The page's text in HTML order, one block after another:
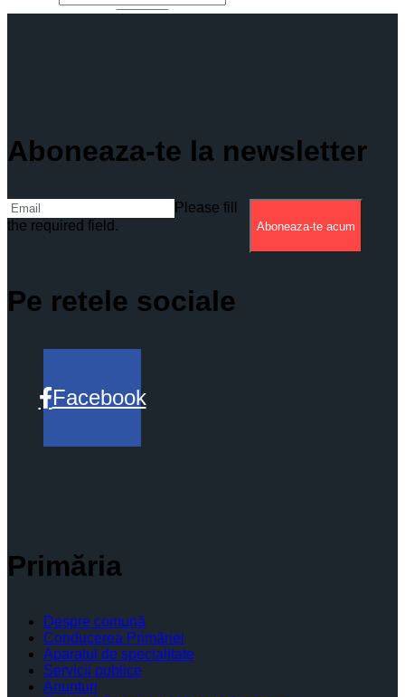
Aboneaza-te la newsletter
Please fill
the required field.
Aboneaza-te acum
Pe retele sociale
Facebook
Primăria
Despre comună
Conducerea Primăriei
Aparatul de specialitate
Servicii publice
Anunturi